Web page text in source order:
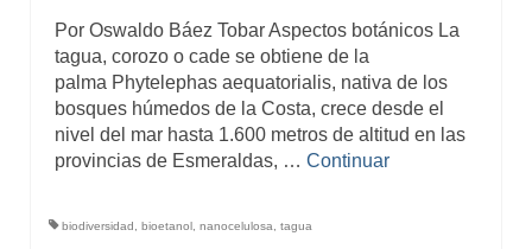
Por Oswaldo Báez Tobar Aspectos botánicos La
tagua, corozo o cade se obtiene de la
palma Phytelephas aequatorialis, nativa de los
bosques húmedos de la Costa, crece desde el
nivel del mar hasta 1.600 metros de altitud en las
provincias de Esmeraldas, … Continuar
biodiversidad bioetanol nanocelulosa tagua